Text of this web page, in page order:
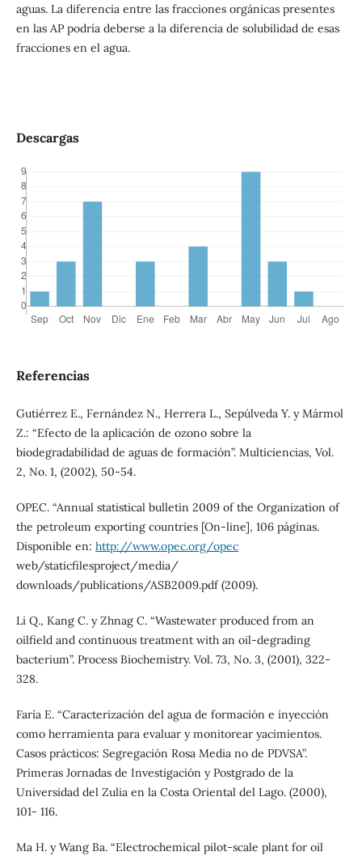
aguas. La diferencia entre las fracciones orgánicas presentes
en las AP podría deberse a la diferencia de solubilidad de esas
fracciones en el agua.
Descargas
Referencias
Gutiérrez E., Fernández N., Herrera L., Sepúlveda Y. y Mármol
Z.: “Efecto de la aplicación de ozono sobre la
biodegradabilidad de aguas de formación”. Multiciencias, Vol.
2, No. 1, (2002), 50-54.
OPEC. “Annual statistical bulletin 2009 of the Organization of
the petroleum exporting countries [On-line], 106 páginas.
Disponible en: http://www.opec.org/opec
web/staticfilesproject/media/
downloads/publications/ASB2009.pdf (2009).
Li Q., Kang C. y Zhnag C. “Wastewater produced from an
oilfield and continuous treatment with an oil-degrading
bacterium”. Process Biochemistry. Vol. 73, No. 3, (2001), 322-
328.
Faría E. “Caracterización del agua de formación e inyección
como herramienta para evaluar y monitorear yacimientos.
Casos prácticos: Segregación Rosa Media no de PDVSA”.
Primeras Jornadas de Investigación y Postgrado de la
Universidad del Zulia en la Costa Oriental del Lago. (2000),
101- 116.
Ma H. y Wang Ba. “Electrochemical pilot-scale plant for oil